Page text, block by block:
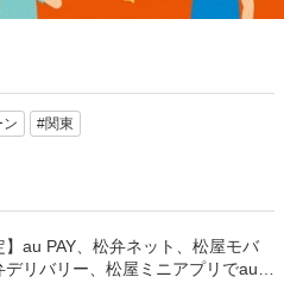
ン #関東
】au PAY、松弁ネット、松屋モバ
デリバリー、松屋ミニアプリでau